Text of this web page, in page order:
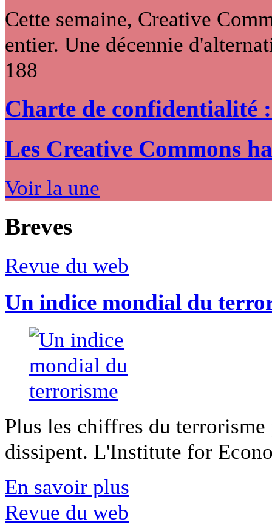
Cette semaine, Creative
entier. Une décennie
188
Charte de confidentialité
Les Creative Commons
Voir la une
Breves
Revue du web
Un indice mondial du
Plus les chiffres du
dissipent. L'Institute for
En savoir plus
Revue du web